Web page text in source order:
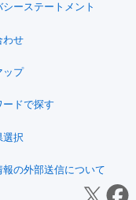
シーステートメント
わせ
ップ
ードで探す
選択
報の外部送信について